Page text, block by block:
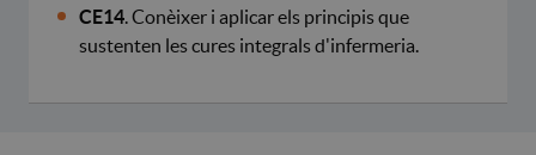
CE14 . Conèixer i aplicar els principis que
sustenten les cures integrals d'infermeria.